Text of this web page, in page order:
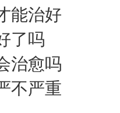
能治好
了吗
治愈吗
不严重